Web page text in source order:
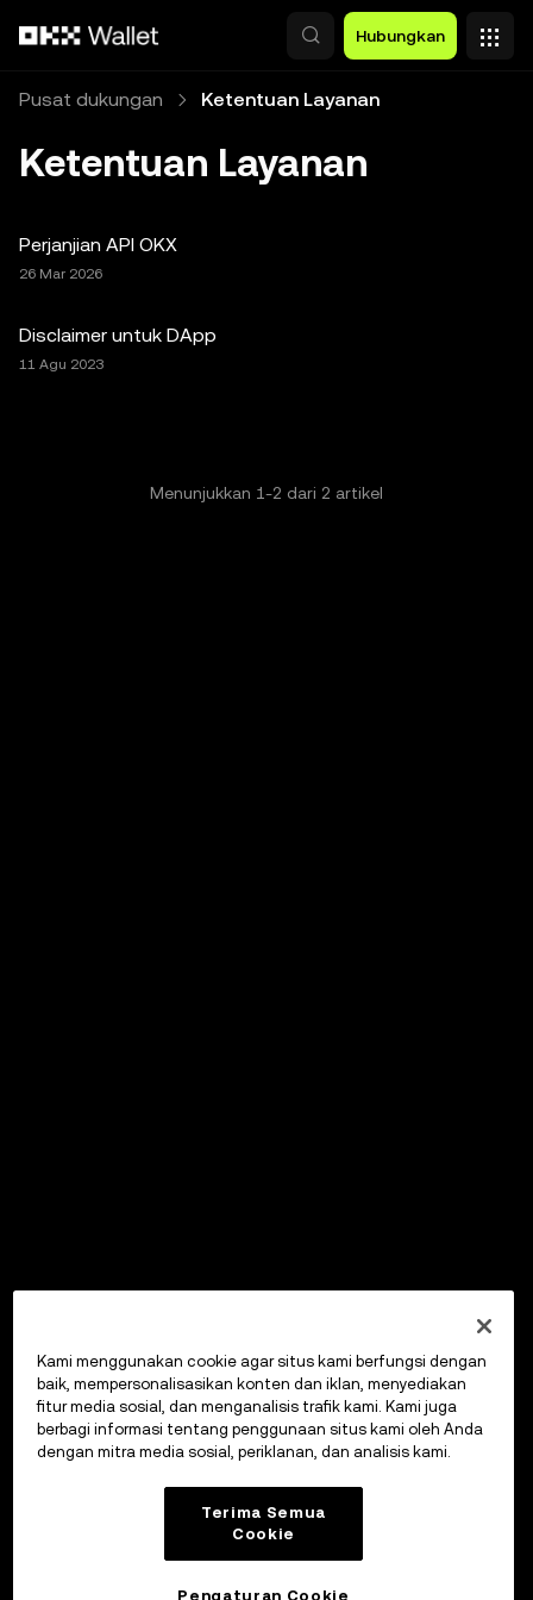
Hubungkan
Pusat dukungan Ketentuan Layanan
Ketentuan Layanan
Perjanjian API OKX
26 Mar 2026
Disclaimer untuk DApp
11 Agu 2023
Menunjukkan 1-2 dari 2 artikel
Kami menggunakan cookie agar situs kami berfungsi dengan
baik, mempersonalisasikan konten dan iklan, menyediakan
fitur media sosial, dan menganalisis trafik kami. Kami juga
berbagi informasi tentang penggunaan situs kami oleh Anda
dengan mitra media sosial, periklanan, dan analisis kami.
Terima Semua
Cookie
Pengaturan Cookie